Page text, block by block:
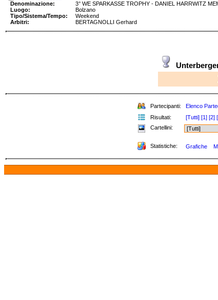
Denominazione:
3° WE SPARKASSE TROPHY - DANIEL HARRWITZ
Luogo:
Bolzano
Tipo/Sistema/Tempo:
Weekend
Arbitri:
BERTAGNOLLI Gerhard
Partecipanti: Elenco
Risultati:
[Tutti] [1] [2]
Cartellini:
Statistiche: Grafiche